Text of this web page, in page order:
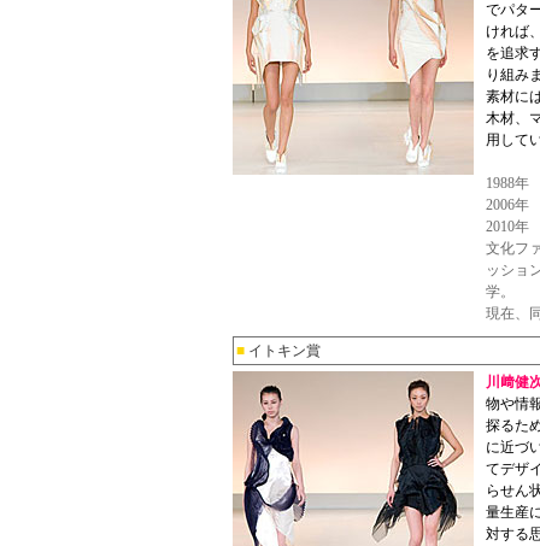
でパタ
ければ
を追求
り組み
素材に
木材、
用して
1988年
2006年
2010年
文化フ
ッショ
学。
現在、
■ イトキン賞
川﨑健
物や情
探るた
に近づ
てデザ
らせん
量生産
対する